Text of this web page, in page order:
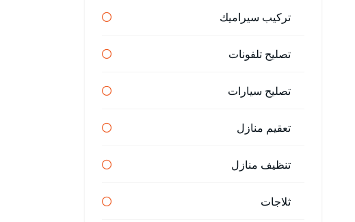
تركيب سيراميك
تصليح تلفونات
تصليح سيارات
تعقيم منازل
تنظيف منازل
ثلاجات